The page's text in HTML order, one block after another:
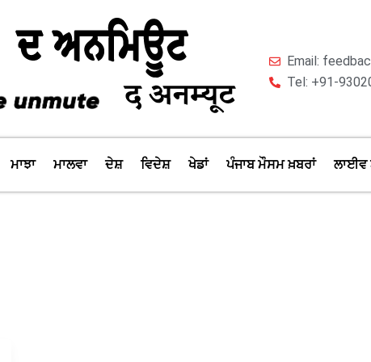
Email:
Tel: +91-
ਮਾਝਾ ਮਾਲਵਾ ਦੇਸ਼ ਵਿਦੇਸ਼ ਖੇਡਾਂ ਪੰਜਾਬ ਮੌਸਮ ਖ਼ਬਰਾਂ ਲਾਈਵ